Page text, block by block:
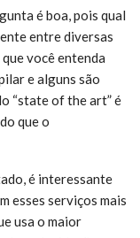
é boa, pois qual
entre diversas
você entenda
e alguns são
“state of the art” é
que o
é interessante
esses serviços mais
usa o maior